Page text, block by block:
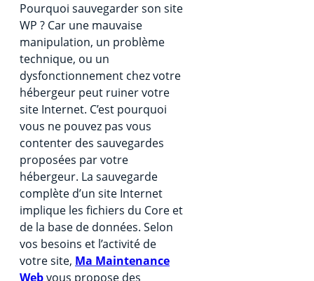
Pourquoi sauvegarder son site
WP ? Car une mauvaise
manipulation, un problème
technique, ou un
dysfonctionnement chez votre
hébergeur peut ruiner votre
site Internet. C’est pourquoi
vous ne pouvez pas vous
contenter des sauvegardes
proposées par votre
hébergeur. La sauvegarde
complète d’un site Internet
implique les fichiers du Core et
de la base de données. Selon
vos besoins et l’activité de
votre site, Ma Maintenance
Webvous propose des